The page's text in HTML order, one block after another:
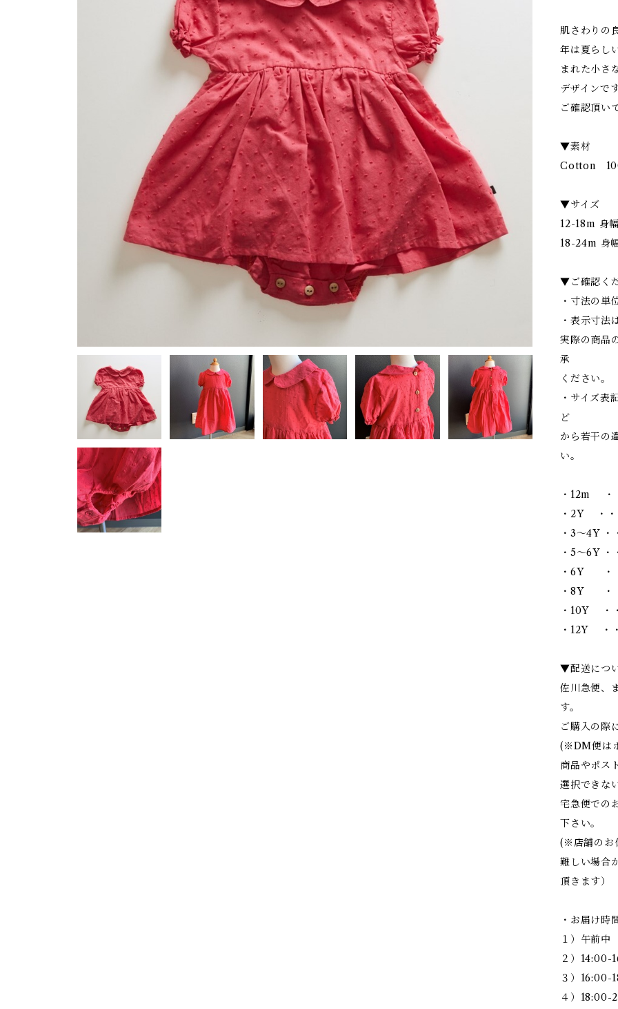
肌さわりの
年は夏らし
まれた小さ
デザインで
ご確認頂い
▼素材
Cotton
▼サイズ
12-18m 身
18-24m 身
▼ご確認く
・寸法の単
・表示寸法
実際の商品
承
ください。
・サイズ表
ど
から若干の
い。
・12m
・2Y ・
・3～4Y
・5～6Y
・6Y ・
・8Y ・
・10Y ・
・12Y ・
▼配送につ
佐川急便、
す。
ご購入の際
(※DM便は
商品やポス
選択できな
宅急便での
下さい。
(※店舗のお
難しい場合
頂きます）
・お届け時
１）午前中
２）14:00-
３）16:00-
４）18:00-